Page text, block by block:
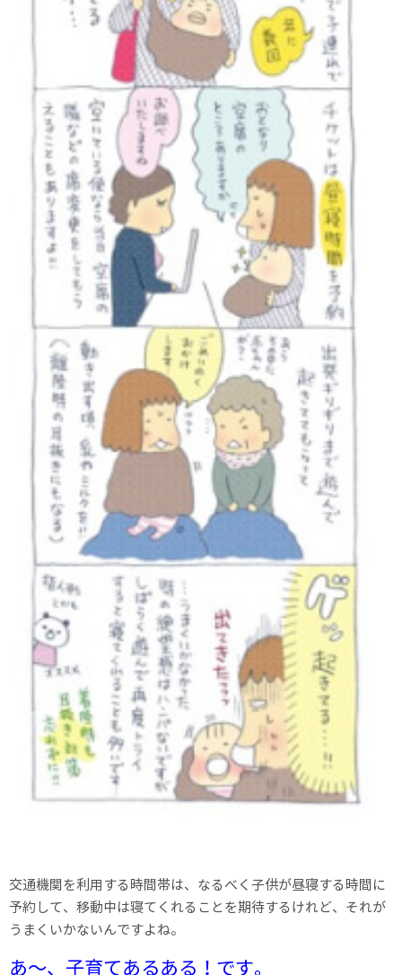
交通機関を利用する時間帯は、なるべく子供が昼寝する時間に
予約して、移動中は寝てくれることを期待するけれど、それが
うまくいかないんですよね。
あ〜、子育てあるある！です。